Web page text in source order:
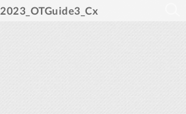
2023_OTGuide3_Cx